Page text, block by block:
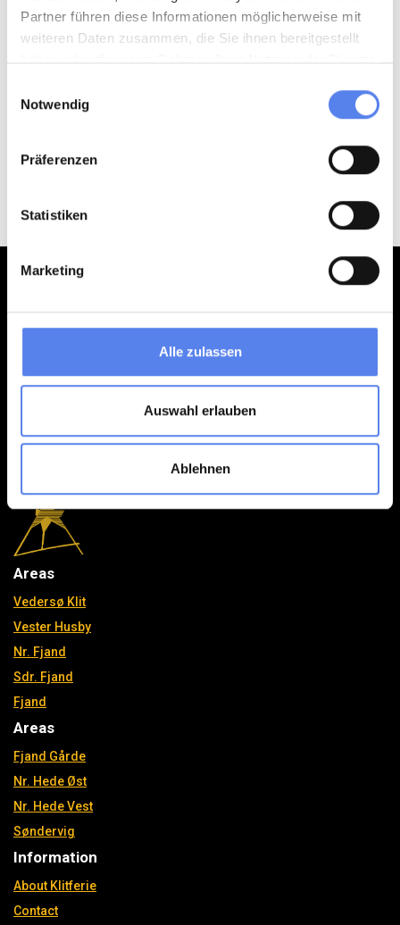
Partner führen diese Informationen möglicherweise mit
weiteren Daten zusammen, die Sie ihnen bereitgestellt
haben oder die sie im Rahmen Ihrer Nutzung der Dienste
Notwendig
Präferenzen
Statistiken
Marketing
Alle zulassen
Auswahl erlauben
Ablehnen
By creating a user or by logging in, you accept our
policy regarding personal data
Your profile will be automatically deleted when it has been inactive
Klitferie
post@klitferie.com
See our Facebook
Areas
Vedersø Klit
Vester Husby
Nr. Fjand
Sdr. Fjand
Fjand
Areas
Fjand Gårde
Nr. Hede Øst
Nr. Hede Vest
Søndervig
Information
About Klitferie
Contact